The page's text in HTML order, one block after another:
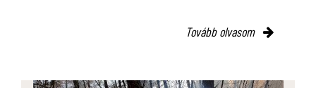
Tovább olvasom